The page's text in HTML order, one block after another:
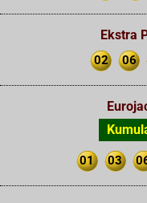
Ekstra
02 06
01 03